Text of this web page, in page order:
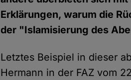
Erklärungen, warum die
der "Islamisierung des
Letztes Beispiel in dieser
Hermann in der FAZ vom